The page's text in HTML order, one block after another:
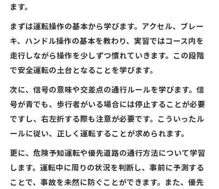
ます。
まずは運転操作の基本から学びます。アクセル、ブレー
キ、ハンドル操作の基本を教わり、実習ではコース内を
走行しながら操作を少しずつ慣れていきます。この段階
で安全運転の土台となることを学びます。
次に、信号の意味や交差点の通行ルールを学びます。信
号が青でも、歩行者がいる場合には停止することが必要
ですし、右左折する際も注意が必要です。こういったル
ールに従い、正しく運転することが求められます。
更に、危険予知運転や優先道路の通行方法について学習
します。運転中に周りの状況を判断し、事前に予測する
ことで、事故を未然に防ぐことができます。また、優先